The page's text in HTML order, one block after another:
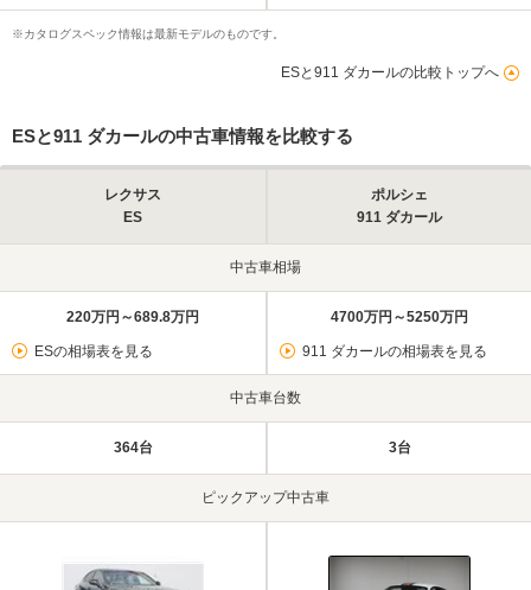
※カタログスペック情報は最新モデルのものです。
ESと911 ダカールの比較トップへ
ESと911 ダカールの中古車情報を比較する
レクサス
ES
ポルシェ
911 ダカール
中古車相場
220万円～689.8万円
ESの相場表を見る
4700万円～5250万円
911 ダカールの相場表を見る
中古車台数
364台 3台
ピックアップ中古車